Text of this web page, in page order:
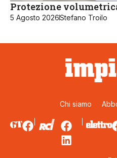
Protezione
5 Agosto 2026Stefano Troilo
Chi siamo